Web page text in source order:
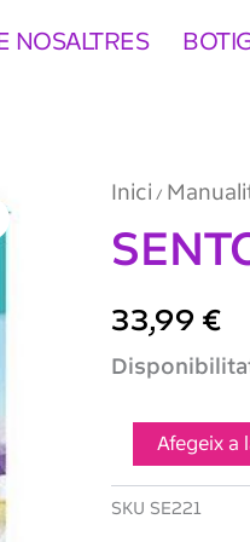
NOSALTRES
Inici /
33,99 €
quantitat
SPHERE
Soaps
Afegeix a
SKU SE221